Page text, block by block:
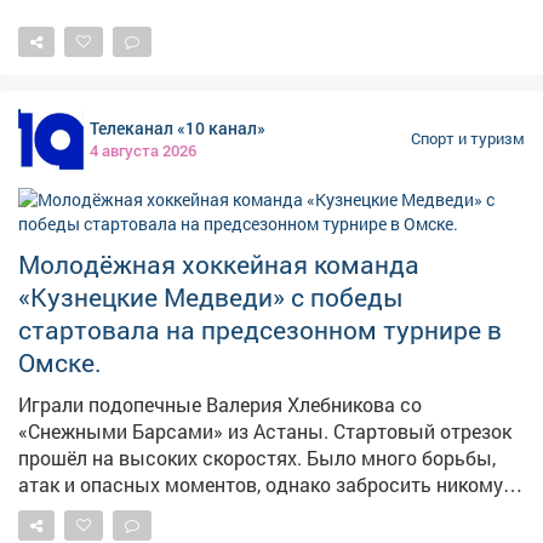
Телеканал «10 канал»
4 августа 2026
Спорт и туризм
Молодёжная хоккейная команда
«Кузнецкие Медведи» с победы
стартовала на предсезонном турнире в
Омске.
Играли подопечные Валерия Хлебникова со
«Снежными Барсами» из Астаны. Стартовый отрезок
прошёл на высоких скоростях. Было много борьбы,
атак и опасных моментов, однако забросить никому
не удалось. Счёт открыли новокузнечане в начале
второго периода. На 5-ой минуте численное